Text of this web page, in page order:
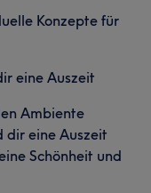
Konzepte für
eine Auszeit
Ambiente
dir eine Auszeit
Schönheit und